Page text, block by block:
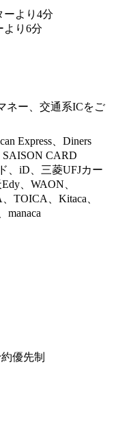
ーより4分
より6分
ネー、交通系ICをご
優先制